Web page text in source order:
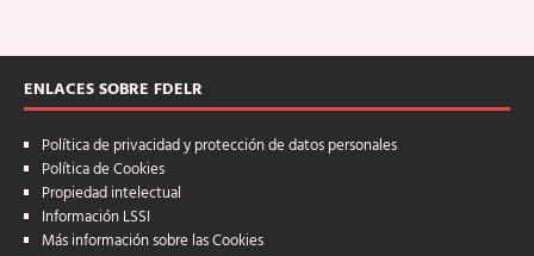
ENLACES SOBRE FDELR
Política de privacidad y protección de datos personales
Política de Cookies
Propiedad intelectual
Información LSSI
Más información sobre las Cookies